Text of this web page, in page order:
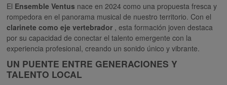
El Ensemble Ventus nace en 2024 como una propuesta fresca y
rompedora en el panorama musical de nuestro territorio. Con el
clarinete como eje vertebrador , esta formación joven destaca
por su capacidad de conectar el talento emergente con la
experiencia profesional, creando un sonido único y vibrante.
UN PUENTE ENTRE GENERACIONES Y
TALENTO LOCAL